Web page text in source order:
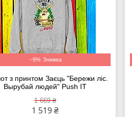
–9%
з принтом Заєць "Бережи ліс.
Вырубай людей" Push IT
1 669 ₴
1 519 ₴